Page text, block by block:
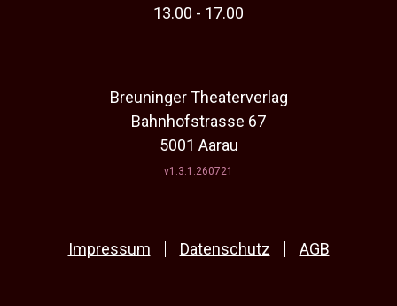
13.00 - 17.00
Breuninger Theaterverlag
Bahnhofstrasse 67
5001 Aarau
v1.3.1.260721
Impressum Datenschutz AGB